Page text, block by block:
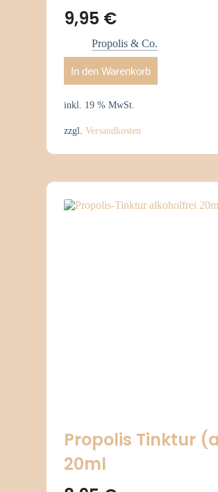
9,95 €
Propolis & Co.
In den Warenkorb
inkl. 19 % MwSt.
zzgl. Versandkosten
Propolis Tinktur
20ml